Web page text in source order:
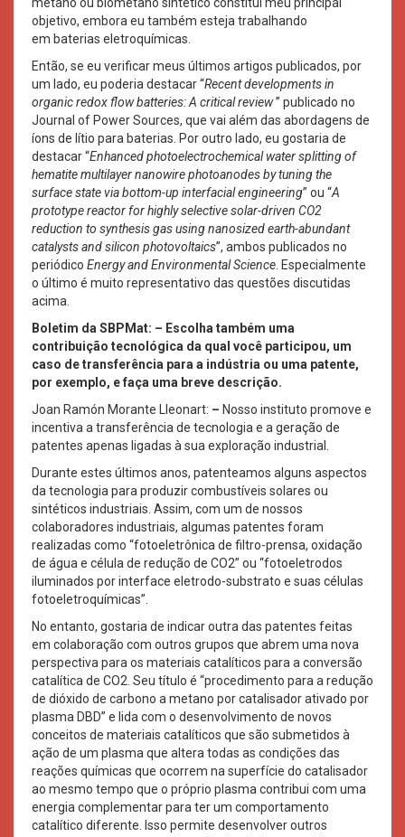
objetivo, embora eu também esteja trabalhando
em baterias eletroquímicas.
Então, se eu verificar meus últimos artigos publicados, por
um lado, eu poderia destacar “Recent developments in
organic redox flow batteries: A critical review” publicado no
Journal of Power Sources, que vai além das abordagens de
íons de lítio para baterias. Por outro lado, eu gostaria de
destacar “Enhanced photoelectrochemical water splitting of
hematite multilayer nanowire photoanodes by tuning the
surface state via bottom-up interfacial engineering” ou “A
prototype reactor for highly selective solar-driven CO2
reduction to synthesis gas using nanosized earth-abundant
catalysts and silicon photovoltaics”, ambos publicados no
periódico Energy and Environmental Science . Especialmente
o último é muito representativo das questões discutidas
acima.
Boletim da SBPMat: – Escolha também uma
contribuição tecnológica da qual você participou, um
caso de transferência para a indústria ou uma patente,
por exemplo, e faça uma breve descrição.
Joan Ramón Morante Lleonart: – Nosso instituto promove e
incentiva a transferência de tecnologia e a geração de
patentes apenas ligadas à sua exploração industrial.
Durante estes últimos anos, patenteamos alguns aspectos
da tecnologia para produzir combustíveis solares ou
sintéticos industriais. Assim, com um de nossos
colaboradores industriais, algumas patentes foram
realizadas como “fotoeletrônica de filtro-prensa, oxidação
de água e célula de redução de CO2” ou “fotoeletrodos
iluminados por interface eletrodo-substrato e suas células
fotoeletroquímicas”.
No entanto, gostaria de indicar outra das patentes feitas
em colaboração com outros grupos que abrem uma nova
perspectiva para os materiais catalíticos para a conversão
catalítica de CO2. Seu título é “procedimento para a redução
de dióxido de carbono a metano por catalisador ativado por
plasma DBD” e lida com o desenvolvimento de novos
conceitos de materiais catalíticos que são submetidos à
ação de um plasma que altera todas as condições das
reações químicas que ocorrem na superfície do catalisador
ao mesmo tempo que o próprio plasma contribui com uma
energia complementar para ter um comportamento
catalítico diferente. Isso permite desenvolver outros